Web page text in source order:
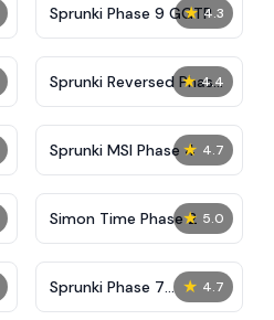
★ 4.3
Sprunki Phase 9 GGTP
★ 4.4
Sprunki Reversed Phase
3 Definitive
★ 4.7
Sprunki MSI Phase 4
★ 5.0
Simon Time Phase 2
★ 4.7
Sprunki Phase 7
Definitive (Fanmade)